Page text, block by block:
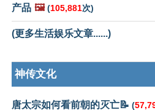
产品 🖼️ (105,881次)
(更多生活娱乐文章......)
神传文化
唐太宗如何看前朝的灭亡📝 (